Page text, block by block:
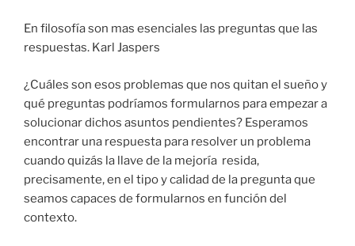
En filosofía son mas esenciales las preguntas que las
respuestas. Karl Jaspers
¿Cuáles son esos problemas que nos quitan el sueño y
qué preguntas podríamos formularnos para empezar a
solucionar dichos asuntos pendientes? Esperamos
encontrar una respuesta para resolver un problema
cuando quizás la llave de la mejoría resida,
precisamente, en el tipo y calidad de la pregunta que
seamos capaces de formularnos en función del
contexto.